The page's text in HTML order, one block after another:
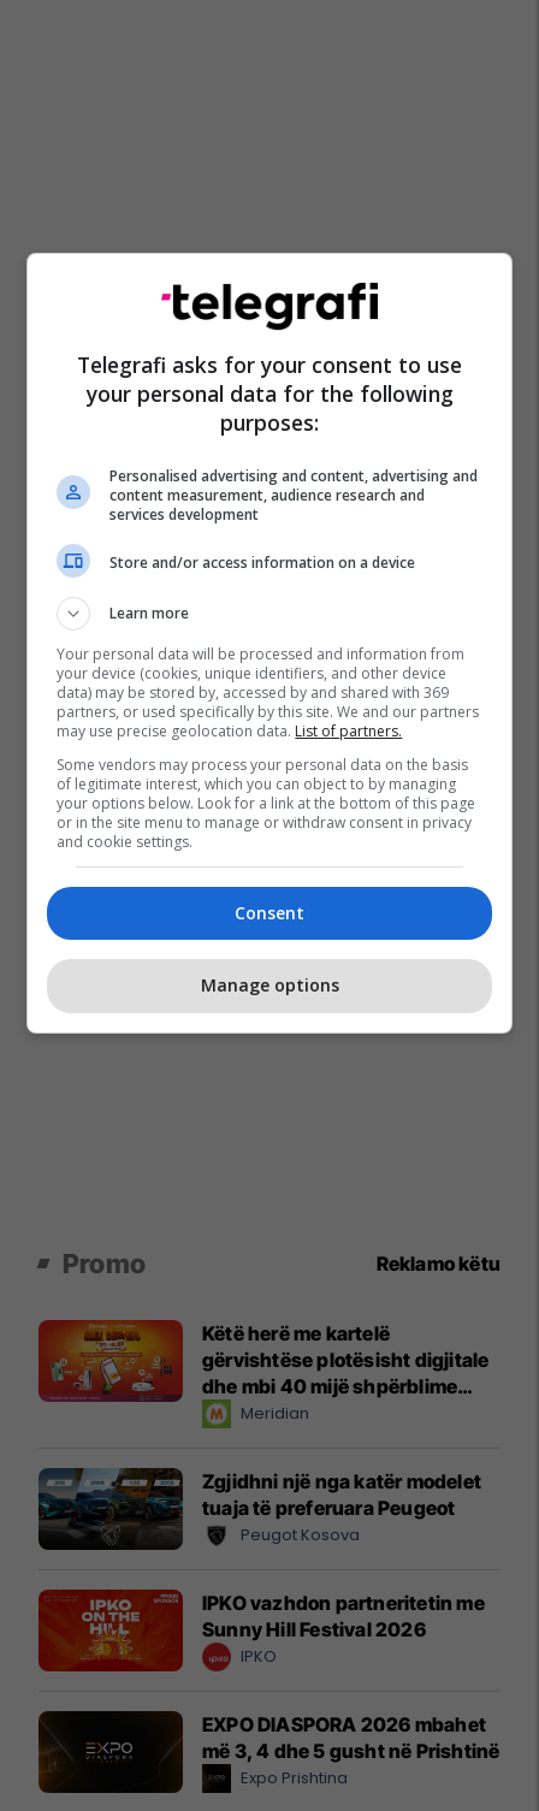
Can Yaman
Promo Reklamo këtu
Këtë herë me kartelë
gërvishtëse plotësisht digjitale
dhe mbi 40 mijë shpërblime
instant!Meridian
Zgjidhni një nga katër modelet
tuaja të preferuara Peugeot
Peugot Kosova
IPKO vazhdon partneritetin me
Sunny Hill Festival 2026
IPKO
EXPO DIASPORA 2026 mbahet
më 3, 4 dhe 5 gusht në Prishtinë
Expo Prishtina
Telegrafi asks for your consent to use
your personal data for the following
purposes:
Personalised advertising and content, advertising and
content measurement, audience research and
services development
Store and/or access information on a device
Learn more
Your personal data will be processed and information from
your device (cookies, unique identifiers, and other device
data) may be stored by, accessed by and shared with 369
partners, or used specifically by this site. We and our partners
may use precise geolocation data. List of partners.
Some vendors may process your personal data on the basis
of legitimate interest, which you can object to by managing
your options below. Look for a link at the bottom of this page
or in the site menu to manage or withdraw consent in privacy
and cookie settings.
Consent
Manage options